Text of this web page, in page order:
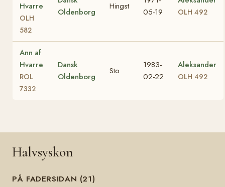
Hvarre
OLH
582
Oldenborg
Hingst
05-19
OLH 492
Ann af
Hvarre
ROL
7332
Dansk
Oldenborg
Sto
1983-
02-22
Aleksander
OLH 492
Halvsyskon
PÅ FADERSIDAN (21)